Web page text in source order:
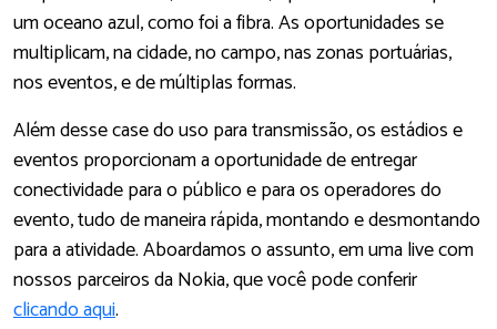
um oceano azul, como foi a fibra. As oportunidades se
multiplicam, na cidade, no campo, nas zonas portuárias,
nos eventos, e de múltiplas formas.
Além desse case do uso para transmissão, os estádios e
eventos proporcionam a oportunidade de entregar
conectividade para o público e para os operadores do
evento, tudo de maneira rápida, montando e desmontando
para a atividade. Aboardamos o assunto, em uma live com
nossos parceiros da Nokia, que você pode conferir
clicando aqui.